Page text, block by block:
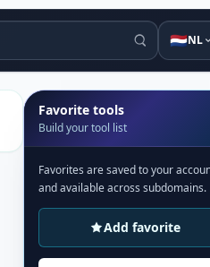
🇳🇱NL
Favorite tools
Build your tool list
Favorites are saved to your
and available across subdomains.
Add favorite